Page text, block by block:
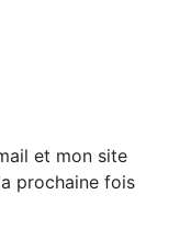
et mon site
prochaine fois